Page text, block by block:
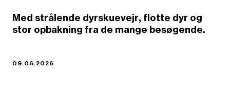
Med strålende dyrskuevejr, flotte dyr og
stor opbakning fra de mange besøgende.
09.06.2026